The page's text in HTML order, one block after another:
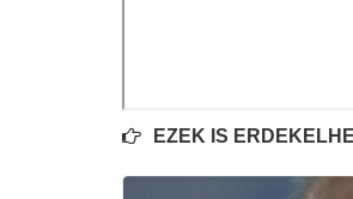
EZEK IS